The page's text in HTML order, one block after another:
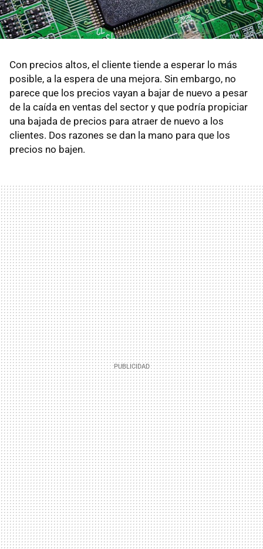
Con precios altos, el cliente tiende a esperar lo más
posible, a la espera de una mejora. Sin embargo, no
parece que los precios vayan a bajar de nuevo a pesar
de la caída en ventas del sector y que podría propiciar
una bajada de precios para atraer de nuevo a los
clientes. Dos razones se dan la mano para que los
precios no bajen.